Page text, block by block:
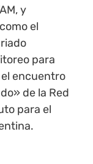
y
el
para
el encuentro
de la Red
para el